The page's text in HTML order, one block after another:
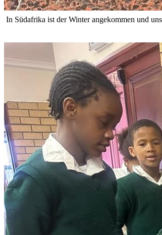
In Südafrika ist der Winter angekommen und